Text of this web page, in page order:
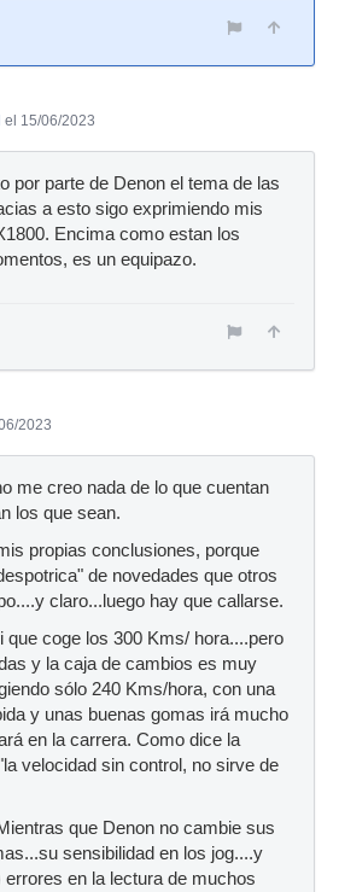
el 15/06/2023
por parte de Denon el tema de las
a esto sigo exprimiendo mis
Encima como estan los
es un equipazo.
2023
me creo nada de lo que cuentan
los que sean.
propias conclusiones, porque
de novedades que otros
claro...luego hay que callarse.
que coge los 300 Kms/ hora....pero
y la caja de cambios es muy
sólo 240 Kms/hora, con una
y unas buenas gomas irá mucho
en la carrera. Como dice la
velocidad sin control, no sirve de
que Denon no cambie sus
sensibilidad en los jog....y
en la lectura de muchos